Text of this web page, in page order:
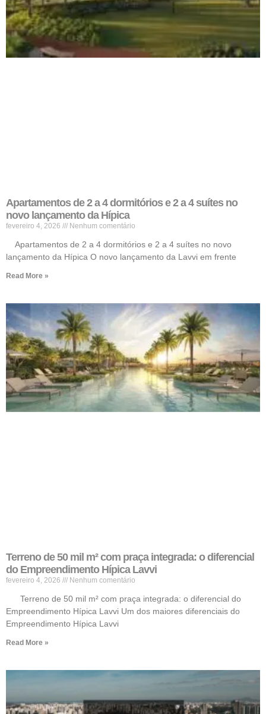
Apartamentos de 2 a 4 dormitórios e 2 a 4 suítes no
novo lançamento da Hípica
fevereiro 4, 2026 Nenhum comentário
Apartamentos de 2 a 4 dormitórios e 2 a 4 suítes no novo
lançamento da Hípica O novo lançamento da Lavvi em frente
Read More »
Terreno de 50 mil m² com praça integrada: o diferencial
do Empreendimento Hípica Lavvi
fevereiro 4, 2026 Nenhum comentário
Terreno de 50 mil m² com praça integrada: o diferencial do
Empreendimento Hípica Lavvi Um dos maiores diferenciais do
Empreendimento Hípica Lavvi
Read More »